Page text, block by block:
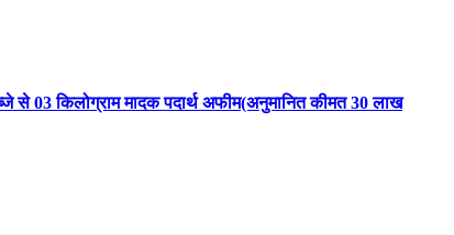
से 03 किलोग्राम मादक पदार्थ अफीम(अनुमानित कीमत 30 लाख